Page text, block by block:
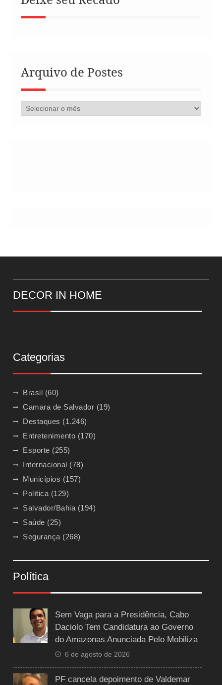
Arquivo de Postes
Arquivo
de
DECOR IN HOME
Categorias
Brasil (60)
Camara de Salvador (19)
Destaques (1.246)
Entretenimento (170)
Esporte (255)
Internacional (78)
Municípios (157)
Política(129)
Salvador/Bahia(194)
Saúde (25)
Segurança(268)
Política
Sem Vaga para a Presidência, Cabo
Daciolo Tem Candidatura ao Governo
do Amazonas Anunciada Pelo Mobiliza
6 de agosto de 2026
PF cancela depoimento de Valdemar